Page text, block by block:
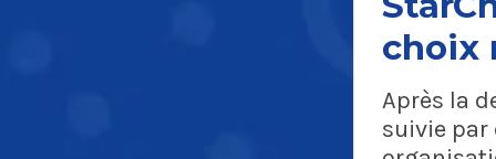
choix
Après la
suivie par